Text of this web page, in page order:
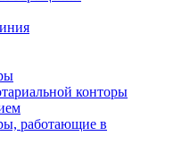
конторы
работающие в